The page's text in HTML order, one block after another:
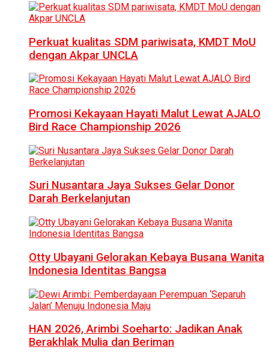
Perkuat kualitas SDM pariwisata, KMDT MoU
dengan Akpar UNCLA
Promosi Kekayaan Hayati Malut Lewat AJALO
Bird Race Championship 2026
Suri Nusantara Jaya Sukses Gelar Donor
Darah Berkelanjutan
Otty Ubayani Gelorakan Kebaya Busana Wanita
Indonesia Identitas Bangsa
HAN 2026, Arimbi Soeharto: Jadikan Anak
Berakhlak Mulia dan Beriman